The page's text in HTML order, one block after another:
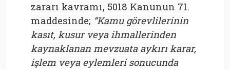
zararı kavramı, 5018 Kanunun 71.
maddesinde; “Kamu görevlilerinin
kasıt, kusur veya ihmallerinden
kaynaklanan mevzuata aykırı karar,
işlem veya eylemleri sonucunda